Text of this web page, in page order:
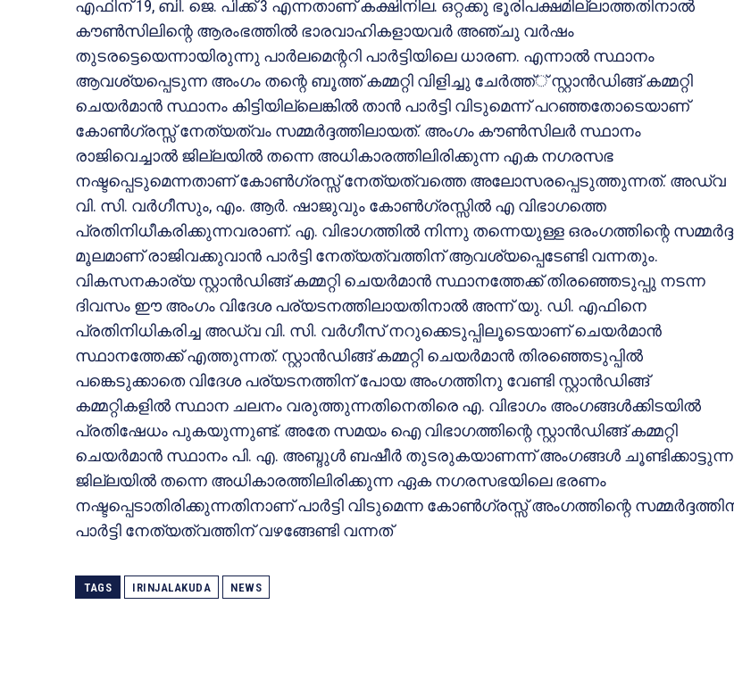
എഫിന് 19, ബി. ജെ. പിക്ക് 3 എന്നതാണ് കക്ഷിനില. ഒറ്റക്കു ഭൂരിപക്ഷമില്ലാത്തതിനാല്‍
കൗണ്‍സിലിന്റെ ആരംഭത്തില്‍ ഭാരവാഹികളായവര്‍ അഞ്ചു വര്‍ഷം
തുടരട്ടെയെന്നായിരുന്നു പാര്‍ലമെന്ററി പാര്‍ട്ടിയിലെ ധാരണ. എന്നാല്‍ സ്ഥാനം
ആവശ്യപ്പെടുന്ന അംഗം തന്റെ ബൂത്ത് കമ്മറ്റി വിളിച്ചു ചേര്‍ത്ത്് സ്റ്റാന്‍ഡിങ്ങ് കമ്മറ്റി
ചെയര്‍മാന്‍ സ്ഥാനം കിട്ടിയില്ലെങ്കില്‍ താന്‍ പാര്‍ട്ടി വിടുമെന്ന് പറഞ്ഞതോടെയാണ്
കോണ്‍ഗ്രസ്സ് നേത്യത്വം സമ്മര്‍ദ്ദത്തിലായത്. അംഗം കൗണ്‍സിലര്‍ സ്ഥാനം
രാജിവെച്ചാല്‍ ജില്ലയില്‍ തന്നെ അധികാരത്തിലിരിക്കുന്ന എക നഗരസഭ
നഷ്ടപ്പെടുമെന്നതാണ് കോണ്‍ഗ്രസ്സ് നേത്യത്വത്തെ അലോസരപ്പെടുത്തുന്നത്. അഡ്വ
വി. സി. വര്‍ഗീസും, എം. ആര്‍. ഷാജുവും കോണ്‍ഗ്രസ്സില്‍ എ വിഭാഗത്തെ
പ്രതിനിധീകരിക്കുന്നവരാണ്. എ. വിഭാഗത്തില്‍ നിന്നു തന്നെയുള്ള ഒരംഗത്തിന്റെ
മൂലമാണ് രാജിവക്കുവാന്‍ പാര്‍ട്ടി നേത്യത്വത്തിന് ആവശ്യപ്പെടേണ്ടി വന്നതും.
വികസനകാര്യ സ്റ്റാന്‍ഡിങ്ങ് കമ്മറ്റി ചെയര്‍മാന്‍ സ്ഥാനത്തേക്ക് തിരഞ്ഞെടുപ്പു നടന്ന
ദിവസം ഈ അംഗം വിദേശ പര്യടനത്തിലായതിനാല്‍ അന്ന് യു. ഡി. എഫിനെ
പ്രതിനിധികരിച്ച അഡ്വ വി. സി. വര്‍ഗീസ് നറുക്കെടുപ്പിലൂടെയാണ് ചെയര്‍മാന്‍
സ്ഥാനത്തേക്ക് എത്തുന്നത്. സ്റ്റാന്‍ഡിങ്ങ് കമ്മറ്റി ചെയര്‍മാന്‍ തിരഞ്ഞെടുപ്പില്‍
പങ്കെടുക്കാതെ വിദേശ പര്യടനത്തിന് പോയ അംഗത്തിനു വേണ്ടി സ്റ്റാന്‍ഡിങ്ങ്
കമ്മറ്റികളില്‍ സ്ഥാന ചലനം വരുത്തുന്നതിനെതിരെ എ. വിഭാഗം അംഗങ്ങള്‍ക്കിടയില്‍
പ്രതിഷേധം പുകയുന്നുണ്ട്. അതേ സമയം ഐ വിഭാഗത്തിന്റെ സ്റ്റാന്‍ഡിങ്ങ് കമ്മറ്റി
ചെയര്‍മാന്‍ സ്ഥാനം പി. എ. അബ്ദുള്‍ ബഷീര്‍ തുടരുകയാണന്ന് അംഗങ്ങള്‍
ജില്ലയില്‍ തന്നെ അധികാരത്തിലിരിക്കുന്ന ഏക നഗരസഭയിലെ ഭരണം
നഷ്ടപ്പെടാതിരിക്കുന്നതിനാണ് പാര്‍ട്ടി വിടുമെന്ന കോണ്‍ഗ്രസ്സ് അംഗത്തിന്റെ
പാര്‍ട്ടി നേത്യത്വത്തിന് വഴങ്ങേണ്ടി വന്നത്
TAGS IRINJALAKUDA NEWS